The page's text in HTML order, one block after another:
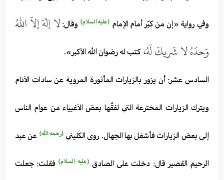
وفي رواية «إن من كبّر أمام الإمام (عليه السلام) وقال: لا إلهَ إلاّ اللهُ
وَحدَهُ لا شَريكَ لَهُ، كتب له رضوان الله الأكبر».
السادس عشر: أن يزور بالزيارات المأثورة المروية عن سادات الأنام
ويترك الزيارات المخترعة التي لفقّها بعض الأغبياء من عوام الناس
إلى بعض الزيارات فأشغل بها الجهال. روى الكليني (رحمه الله) عن عبد
الرحيم القصير قال: دخلت على الصادق (عليه السلام) فقلت: جعلت